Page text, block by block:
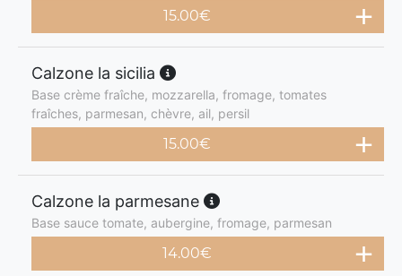
15.00€
Calzone la sicilia
Base crème fraîche, mozzarella, fromage, tomates
fraîches, parmesan, chèvre, ail, persil
15.00€
Calzone la parmesane
Base sauce tomate, aubergine, fromage, parmesan
14.00€